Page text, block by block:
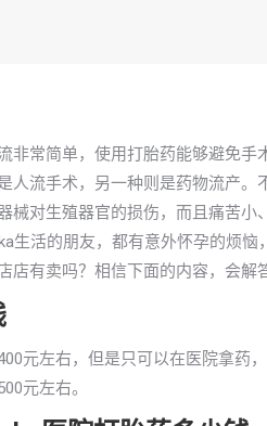
非常简单，使用打胎药能够避免
人流手术，另一种则是药物流产
械对生殖器官的损伤，而且痛苦
生活的朋友，都有意外怀孕的烦
店有卖吗？相信下面的内容，会解
元左右，但是只可以在医院拿药
元左右。